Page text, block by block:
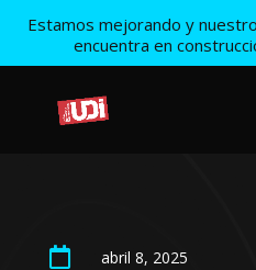
Estamos mejorando y
encuentra en
 abril 8, 2025